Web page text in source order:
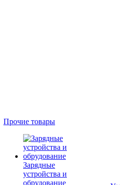
Прочие товары
Зарядные
устройства и
обрудование